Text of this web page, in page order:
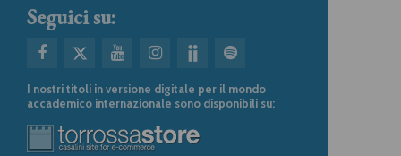
Seguici su:
I nostri titoli in versione digitale per il mondo
accademico internazionale sono disponibili su: